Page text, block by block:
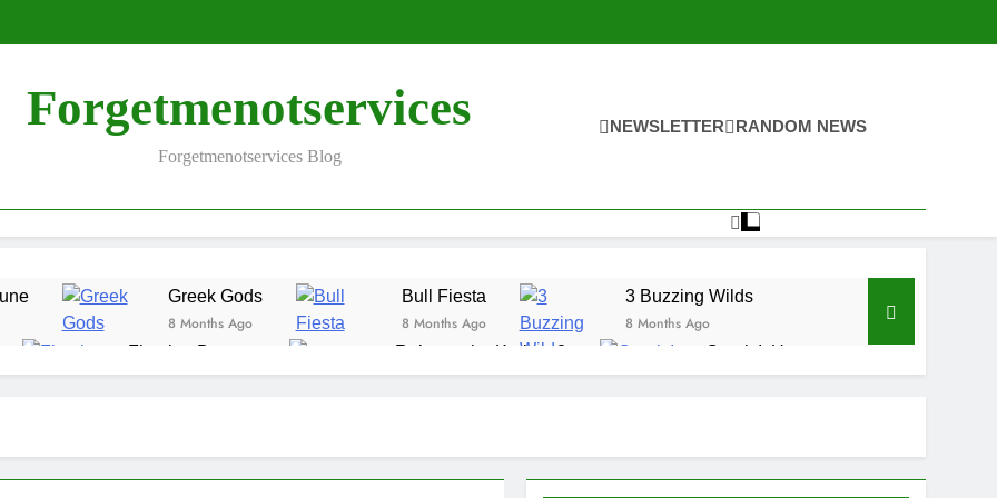
Forgetmenotservices
Forgetmenotservices Blog
NEWSLETTER RANDOM NEWS
Greek Gods
8 Months Ago
Bull Fiesta
8 Months Ago
3 Buzzing Wilds
8 Months Ago
Floating Dragon
9 Months Ago
Release the Kraken 2
9 Months Ago
Crank It Up
9 Months Ago
Rise of Samurai 4
Return of the Dead
Fishin Reels